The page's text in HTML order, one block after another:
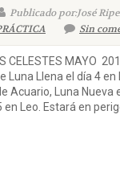
Publicado por:José
Sin
CELESTES MAYO
Luna Llena el día 4 en
Acuario, Luna Nueva
en Leo. Estará en